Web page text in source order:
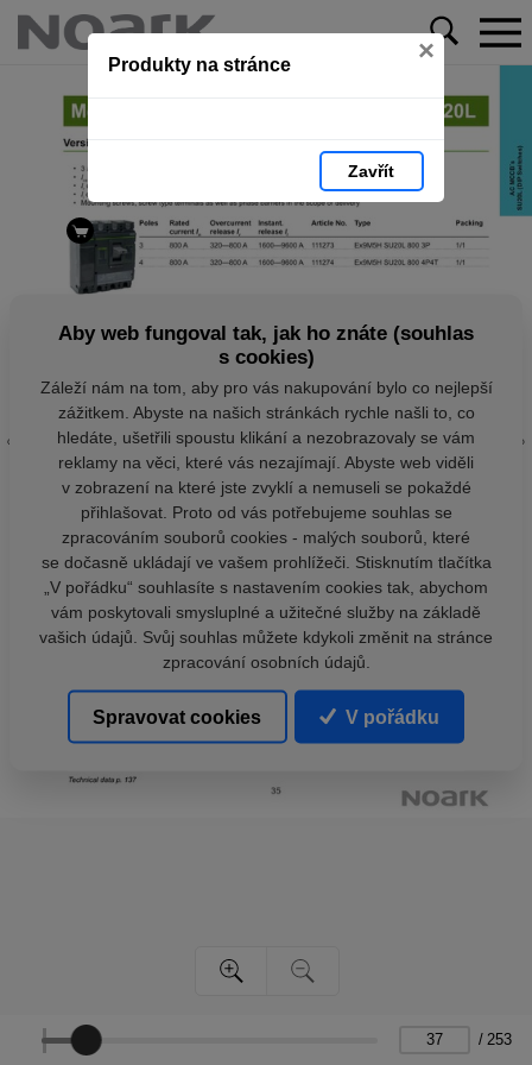
Produkty na stránce ×
Zavřít
/ 253
Aby web fungoval tak, jak ho znáte (souhlas
s cookies)
Záleží nám na tom, aby pro vás nakupování bylo co nejlepší
zážitkem. Abyste na našich stránkách rychle našli to, co
hledáte, ušetřili spoustu klikání a nezobrazovaly se vám
reklamy na věci, které vás nezajímají. Abyste web viděli
v zobrazení na které jste zvyklí a nemuseli se pokaždé
přihlašovat. Proto od vás potřebujeme souhlas se
zpracováním souborů cookies - malých souborů, které
se dočasně ukládají ve vašem prohlížeči. Stisknutím tlačítka
„V pořádku“ souhlasíte s nastavením cookies tak, abychom
vám poskytovali smysluplné a užitečné služby na základě
vašich údajů. Svůj souhlas můžete kdykoli změnit na stránce
zpracování osobních údajů.
Spravovat cookies V pořádku